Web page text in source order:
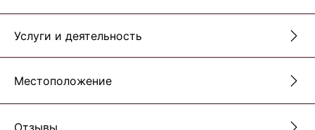
Услуги и деятельность
Местоположение